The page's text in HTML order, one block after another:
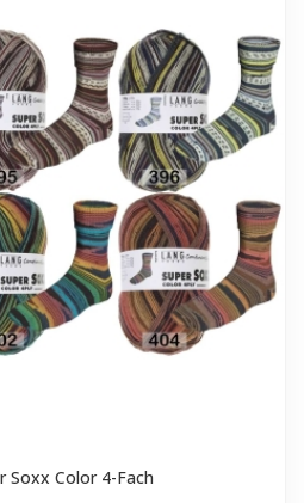
Soxx Color 4-Fach